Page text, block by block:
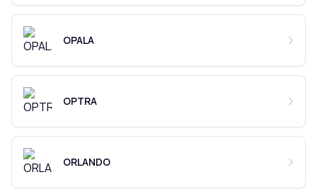
OPALA
OPTRA
ORLANDO